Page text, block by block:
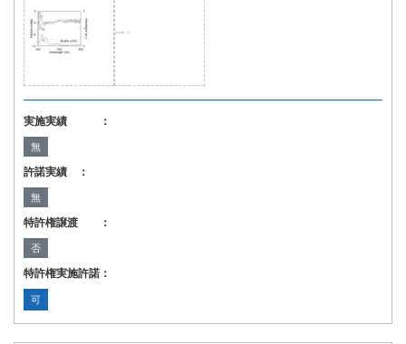
実施実績 ：
無
許諾実績 ：
無
特許権譲渡 ：
否
特許権実施許諾：
可